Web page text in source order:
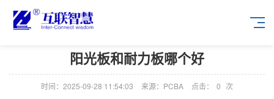
阳光板和耐力板哪个好
时间：2025-09-28 11:54:03 来源：PCBA 点击： 0 次